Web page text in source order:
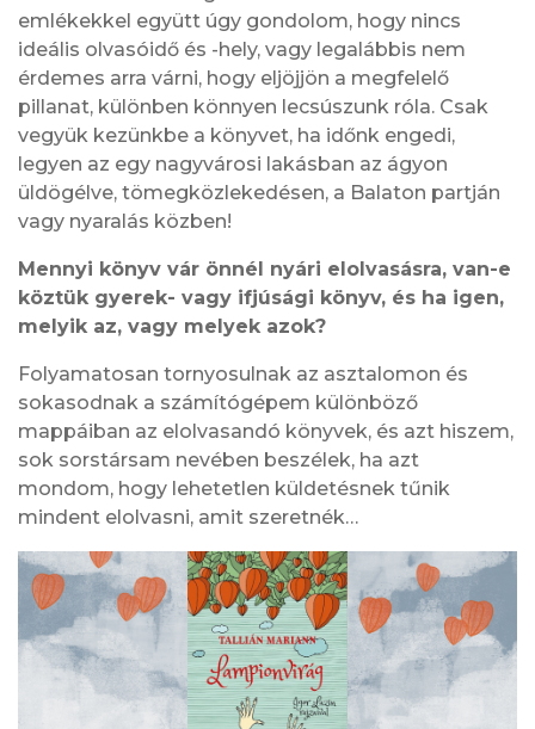
emlékekkel együtt úgy gondolom, hogy nincs
ideális olvasóidő és -hely, vagy legalábbis nem
érdemes arra várni, hogy eljöjjön a megfelelő
pillanat, különben könnyen lecsúszunk róla. Csak
vegyük kezünkbe a könyvet, ha időnk engedi,
legyen az egy nagyvárosi lakásban az ágyon
üldögélve, tömegközlekedésen, a Balaton partján
vagy nyaralás közben!
Mennyi könyv vár önnél nyári elolvasásra, van-e
köztük gyerek- vagy ifjúsági könyv, és ha igen,
melyik az, vagy melyek azok?
Folyamatosan tornyosulnak az asztalomon és
sokasodnak a számítógépem különböző
mappáiban az elolvasandó könyvek, és azt hiszem,
sok sorstársam nevében beszélek, ha azt
mondom, hogy lehetetlen küldetésnek tűnik
mindent elolvasni, amit szeretnék…